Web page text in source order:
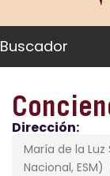
Buscador
Dirección:
María de la
Nacional, ESM)